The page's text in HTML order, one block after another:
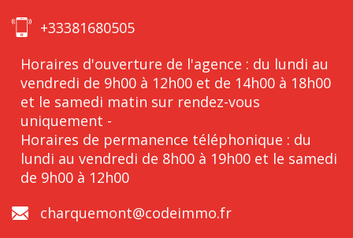
+33381680505
Horaires d'ouverture de l'agence : du lundi au
vendredi de 9h00 à 12h00 et de 14h00 à 18h00
et le samedi matin sur rendez-vous
uniquement -
Horaires de permanence téléphonique : du
lundi au vendredi de 8h00 à 19h00 et le samedi
de 9h00 à 12h00
charquemont@codeimmo.fr